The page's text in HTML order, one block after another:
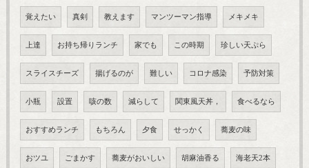
覚えたい 真剣 教えます マンツーマン指導 メキメキ
上達 お持ち帰りランチ 家でも この時期 珍しい天ぷら
スライスチーズ 揚げるのが 難しい コロナ感染 予防対策
小瓶 設置 咳の数 減らして 関東風天丼， 食べるなら
おすすめランチ もちろん 夕食 せっかく 蕎麦の味
おツユ ごまかす 蕎麦がおいしい 胡麻油香る 海老天2本